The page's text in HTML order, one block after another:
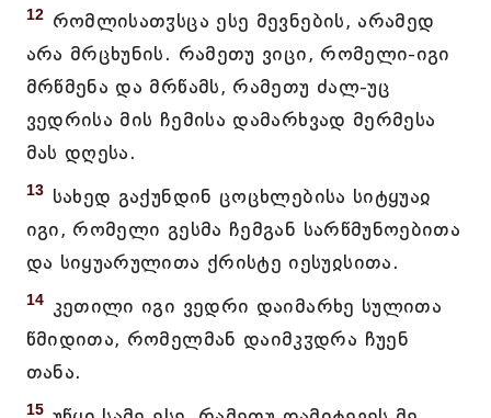
12 რომლისათჳსცა ესე მევნების, არამედ
არა მრცხუნის. რამეთუ ვიცი, რომელი-იგი
მრწმენა და მრწამს, რამეთუ ძალ-უც
ვედრისა მის ჩემისა დამარხვად მერმესა
მას დღესა.
13 სახედ გაქუნდინ ცოცხლებისა სიტყუაჲ
იგი, რომელი გესმა ჩემგან სარწმუნოებითა
და სიყუარულითა ქრისტე იესუჲსითა.
14 კეთილი იგი ვედრი დაიმარხე სულითა
წმიდითა, რომელმან დაიმკჳდრა ჩუენ
თანა.
15